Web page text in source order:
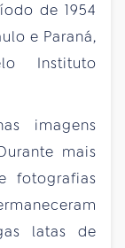
de 1954
e Paraná,
Instituto
imagens
mais
fotografias
latas de